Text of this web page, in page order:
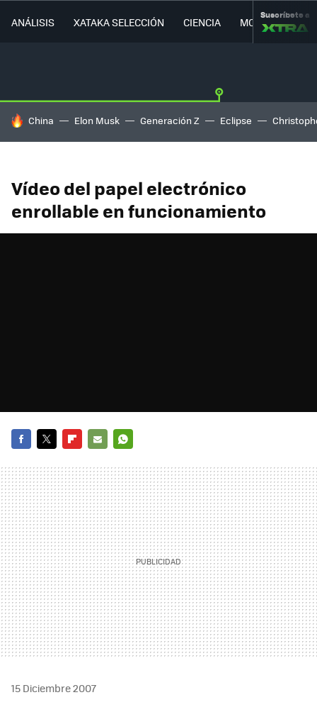
ANÁLISIS XATAKA SELECCIÓN CIENCIA MOVILIDAD
Suscríbete a
HOY SE HABLA DE
China Elon Musk Generación Z Eclipse
Vídeo del papel electrónico
enrollable en funcionamiento
MAIL
15 Diciembre 2007